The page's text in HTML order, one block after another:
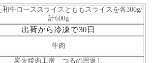
和牛ローススライスとももスライスを各300g/
計600g
出荷から冷凍で30日
牛肉
炭火焼肉工房 つるの恩返し